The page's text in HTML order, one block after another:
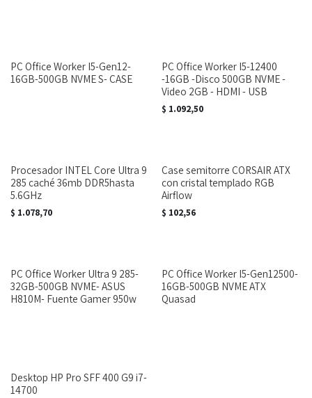
PC Office Worker I5-Gen12-
16GB-500GB NVME S- CASE
PC Office Worker I5-12400
-16GB -Disco 500GB NVME -
Video 2GB - HDMI - USB
$ 1.092,50
Procesador INTEL Core Ultra 9
285 caché 36mb DDR5hasta
5.6GHz
$ 1.078,70
Case semitorre CORSAIR ATX
con cristal templado RGB
Airflow
$ 102,56
PC Office Worker Ultra 9 285-
32GB-500GB NVME- ASUS
H810M- Fuente Gamer 950w
PC Office Worker I5-Gen12500-
16GB-500GB NVME ATX
Quasad
Desktop HP Pro SFF 400 G9 i7-
14700